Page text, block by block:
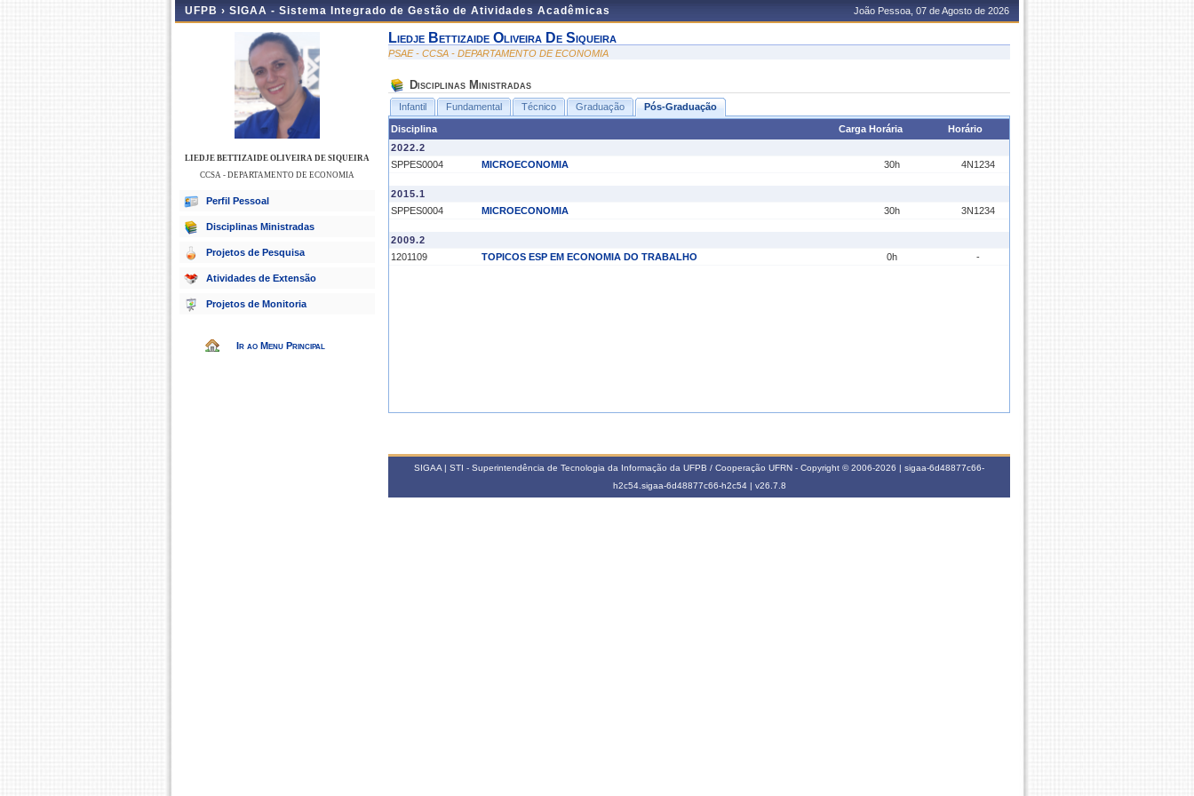
UFPB › SIGAA - Sistema Integrado de Gestão de Atividades Acadêmicas João Pessoa, 07 de Agosto de 2026
LIEDJE BETTIZAIDE OLIVEIRA DE SIQUEIRA
CCSA - DEPARTAMENTO DE ECONOMIA
Perfil Pessoal
Disciplinas Ministradas
Projetos de Pesquisa
Atividades de Extensão
Projetos de Monitoria
Ir ao Menu Principal
Liedje Bettizaide Oliveira De Siqueira
PSAE - CCSA - DEPARTAMENTO DE ECONOMIA
Disciplinas Ministradas
Infantil Fundamental Técnico Graduação Pós-Graduação
Disciplina Carga Horária
Horário
2022.2
SPPES0004
MICROECONOMIA 30h 4N1234
2015.1
SPPES0004
MICROECONOMIA 30h 3N1234
2009.2
1201109
TOPICOS ESP EM ECONOMIA DO TRABALHO 0h -
SIGAA | STI - Superintendência de Tecnologia da Informação da UFPB / Cooperação UFRN - Copyright © 2006-2026 | sigaa-6d48877c66-
h2c54.sigaa-6d48877c66-h2c54 | v26.7.8